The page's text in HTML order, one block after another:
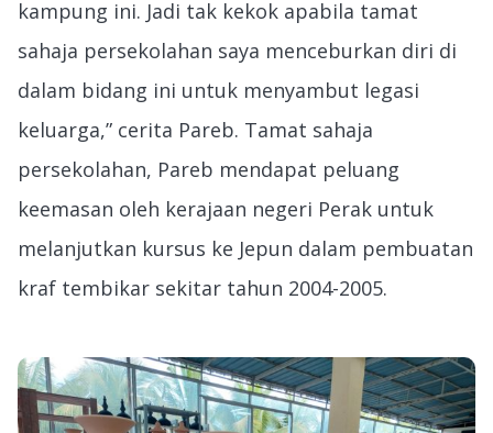
kampung ini. Jadi tak kekok apabila tamat
sahaja persekolahan saya menceburkan diri di
dalam bidang ini untuk menyambut legasi
keluarga,” cerita Pareb. Tamat sahaja
persekolahan, Pareb mendapat peluang
keemasan oleh kerajaan negeri Perak untuk
melanjutkan kursus ke Jepun dalam pembuatan
kraf tembikar sekitar tahun 2004-2005.